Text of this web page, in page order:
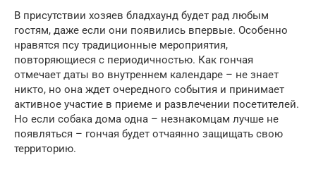
В присутствии хозяев бладхаунд будет рад любым
гостям, даже если они появились впервые. Особенно
нравятся псу традиционные мероприятия,
повторяющиеся с периодичностью. Как гончая
отмечает даты во внутреннем календаре – не знает
никто, но она ждет очередного события и принимает
активное участие в приеме и развлечении посетителей.
Но если собака дома одна – незнакомцам лучше не
появляться – гончая будет отчаянно защищать свою
территорию.